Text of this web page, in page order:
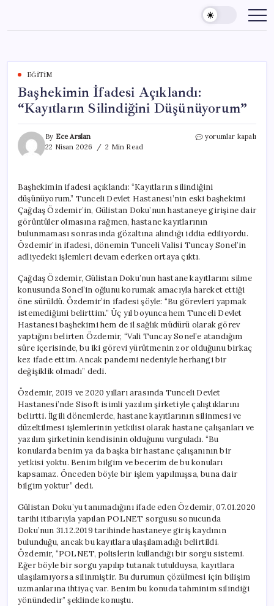
content
EĞITIM
Başhekimin İfadesi Açıklandı:
“Kayıtların Silindiğini Düşünüyorum”
By Ece Arslan
22 Nisan 2026
2 Min Read
Başhekimin
Düşünüyorum”
için
yorumlar kapalı
Başhekimin ifadesi açıklandı: “Kayıtların silindiğini
düşünüyorum.” Tunceli Devlet Hastanesi’nin eski başhekimi
Çağdaş Özdemir’in, Gülistan Doku’nun hastaneye girişine dair
görüntüler olmasına rağmen, hastane kayıtlarının
bulunmaması sonrasında gözaltına alındığı iddia ediliyordu.
Özdemir’in ifadesi, dönemin Tunceli Valisi Tuncay Sonel’in
adliyedeki işlemleri devam ederken ortaya çıktı.
Çağdaş Özdemir, Gülistan Doku’nun hastane kayıtlarını silme
konusunda Sonel’in oğlunu korumak amacıyla hareket ettiği
öne sürüldü. Özdemir’in ifadesi şöyle: “Bu görevleri yapmak
istemediğimi belirttim.” Üç yıl boyunca hem Tunceli Devlet
Hastanesi başhekimi hem de il sağlık müdürü olarak görev
yaptığını belirten Özdemir, “Vali Tuncay Sonel’e atandığım
süre içerisinde, bu iki görevi yürütmenin zor olduğunu birkaç
kez ifade ettim. Ancak pandemi nedeniyle herhangi bir
değişiklik olmadı” dedi.
Özdemir, 2019 ve 2020 yılları arasında Tunceli Devlet
Hastanesi’nde Sisoft isimli yazılım şirketiyle çalıştıklarını
belirtti. İlgili dönemlerde, hastane kayıtlarının silinmesi ve
düzeltilmesi işlemlerinin yetkilisi olarak hastane çalışanları ve
yazılım şirketinin kendisinin olduğunu vurguladı. “Bu
konularda benim ya da başka bir hastane çalışanının bir
yetkisi yoktu. Benim bilgim ve becerim de bu konuları
kapsamaz. Önceden böyle bir işlem yapılmışsa, buna dair
bilgim yoktur” dedi.
Gülistan Doku’yu tanımadığını ifade eden Özdemir, 07.01.2020
tarihi itibarıyla yapılan POLNET sorgusu sonucunda
Doku’nun 31.12.2019 tarihinde hastaneye giriş kaydının
bulunduğu, ancak bu kayıtlara ulaşılamadığı belirtildi.
Özdemir, “POLNET, polislerin kullandığı bir sorgu sistemi.
Eğer böyle bir sorgu yapılıp tutanak tutulduysa, kayıtlara
ulaşılamıyorsa silinmiştir. Bu durumun çözülmesi için bilişim
uzmanlarına ihtiyaç var. Benim bu konuda tahminim silindiği
yönündedir” şeklinde konuştu.